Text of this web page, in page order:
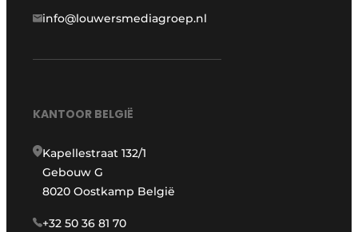
info@louwersmediagroep.nl
KANTOOR BELGIË
Kapellestraat 132/1
Gebouw G
8020 Oostkamp België
+32 50 36 81 70